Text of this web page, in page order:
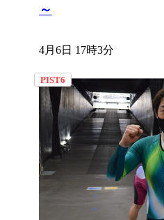
～
4月6日 17時3分